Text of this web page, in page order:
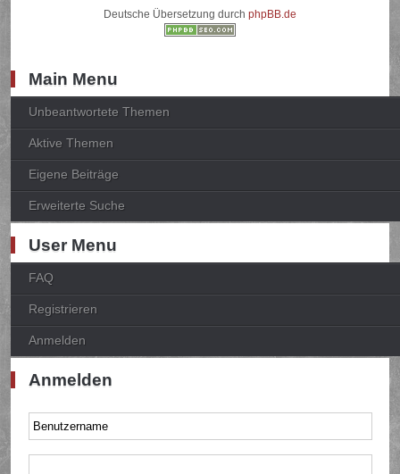
Deutsche Übersetzung durch phpBB.de
Main Menu
Unbeantwortete Themen
Aktive Themen
Eigene Beiträge
Erweiterte Suche
User Menu
FAQ
Registrieren
Anmelden
Anmelden